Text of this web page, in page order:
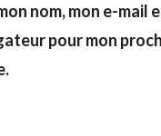
nom, mon e-mail
pour mon